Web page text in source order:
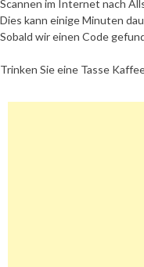
Scannen im Internet nach
Dies kann einige Minuten
Sobald wir einen Code
Trinken Sie eine Tasse